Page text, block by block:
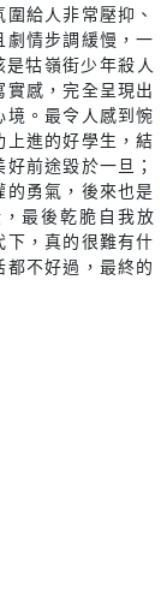
給人非常壓抑、
情步調緩慢，一
牯嶺街少年殺人
感，完全呈現出
。最令人感到惋
進的好學生，結
前途毀於一旦；
勇氣，後來也是
最後乾脆自我放
，真的很難有什
不好過，最終的